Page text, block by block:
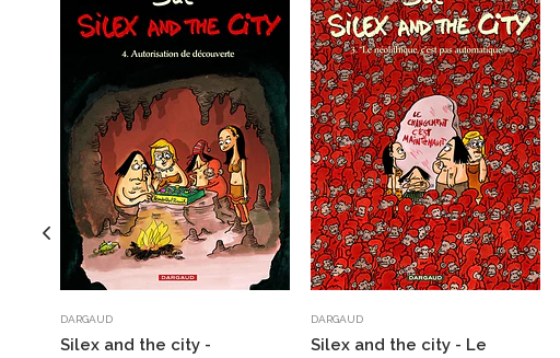
DARGAUD
Silex and the city -
DARGAUD
Silex and the city - Le